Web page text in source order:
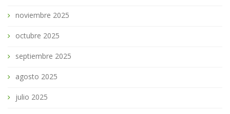
noviembre 2025
octubre 2025
septiembre 2025
agosto 2025
julio 2025